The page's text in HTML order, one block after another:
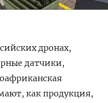
дронах,
датчики,
как продукция,